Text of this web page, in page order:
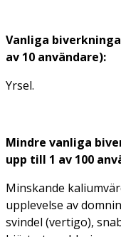
Vanliga
av 10 användare):
Yrsel.
Mindre vanliga
upp till 1 av 100
Minskande
upplevelse av
svindel (vertigo),